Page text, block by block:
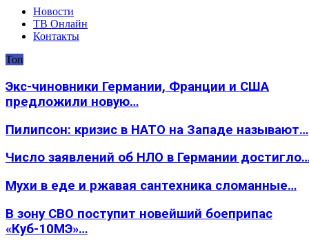
Новости
ТВ Онлайн
Контакты
Топ
Экс-чиновники Германии, Франции и США
предложили новую…
Пилипсон: кризис в НАТО на Западе называют…
Число заявлений об НЛО в Германии
Мухи в еде и ржавая сантехника сломанные…
В зону СВО поступит новейший боеприпас
«Куб-10МЭ»…